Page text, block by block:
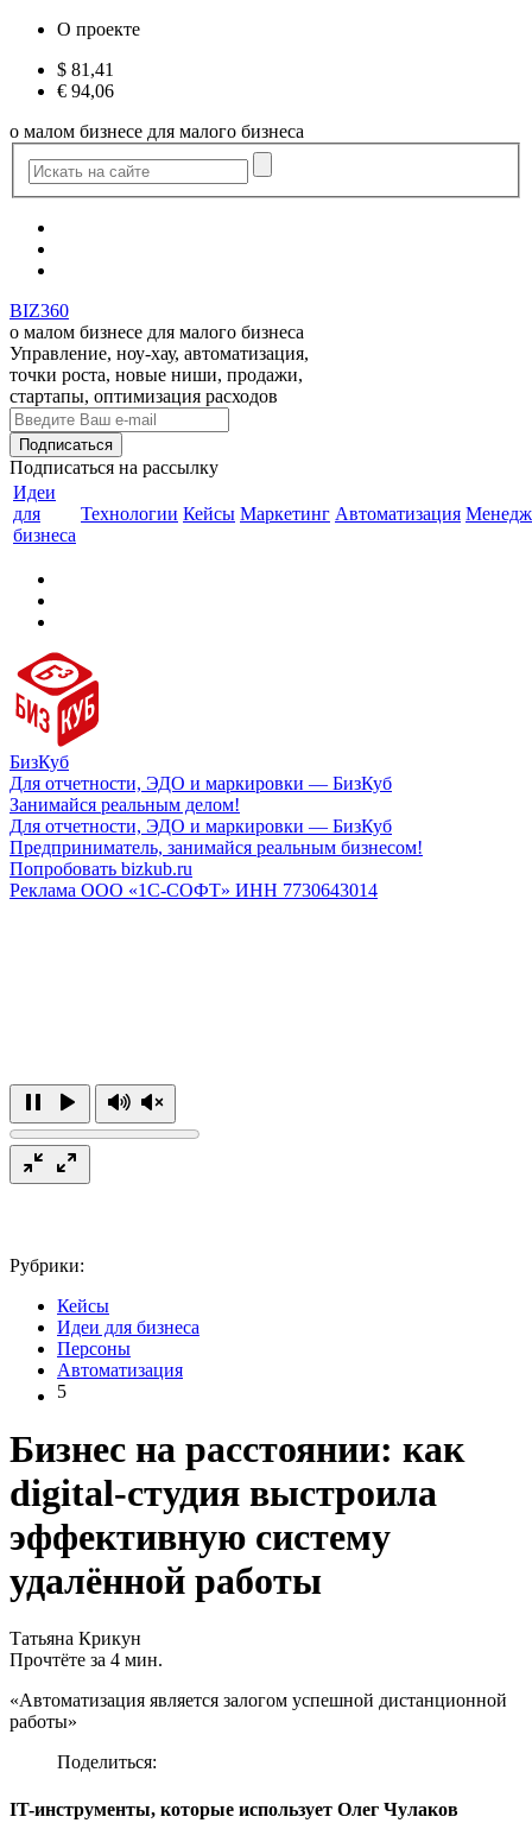
О проекте
$ 81,41
€ 94,06
о малом бизнесе для малого бизнеса
BIZ360
о малом бизнесе для малого бизнеса
Управление, ноу-хау, автоматизация,
точки роста, новые ниши, продажи,
стартапы, оптимизация расходов
Подписаться на рассылку
Идеи
для
бизнеса
Технологии Кейсы Маркетинг Автоматизация
БизКуб
Для отчетности, ЭДО и маркировки — БизКуб
Занимайся реальным делом!
Для отчетности, ЭДО и маркировки — БизКуб
Предприниматель, занимайся реальным бизнесом!
Попробовать bizkub.ru
Реклама ООО «1С-СОФТ» ИНН 7730643014
Рубрики:
Кейсы
Идеи для бизнеса
Персоны
Автоматизация
5
Бизнес на расстоянии: как
digital-студия выстроила
эффективную систему
удалённой работы
Татьяна Крикун
Прочтёте за 4 мин.
«Автоматизация является залогом успешной дистанционной
работы»
Поделиться:
IT-инструменты, которые использует Олег Чулаков